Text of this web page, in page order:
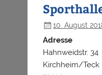
10. August
Adresse
Hahnweidstr. 34
Kirchheim/Teck